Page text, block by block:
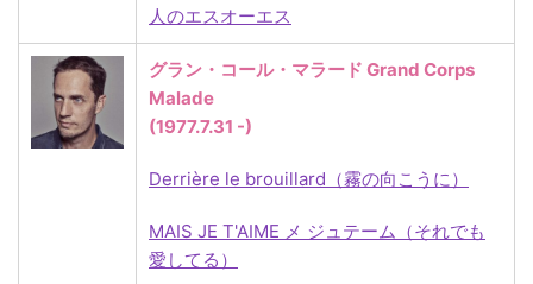
人のエスオーエス
グラン・コール・マラード Grand Corps
Malade
(1977.7.31 -)
Derrière le brouillard（霧の向こうに）
MAIS JE T'AIME メ ジュテーム（それでも
愛してる）